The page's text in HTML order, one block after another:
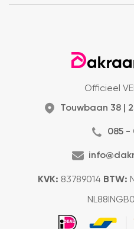
Officieel
Touwbaan 38 |
085 -
KVK: 83789014 BTW: